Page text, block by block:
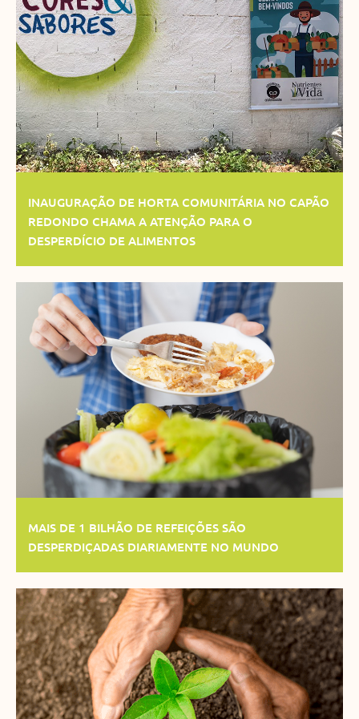
INAUGURAÇÃO DE HORTA COMUNITÁRIA NO CAPÃO
REDONDO CHAMA A ATENÇÃO PARA O
DESPERDÍCIO DE ALIMENTOS
MAIS DE 1 BILHÃO DE REFEIÇÕES SÃO
DESPERDIÇADAS DIARIAMENTE NO MUNDO